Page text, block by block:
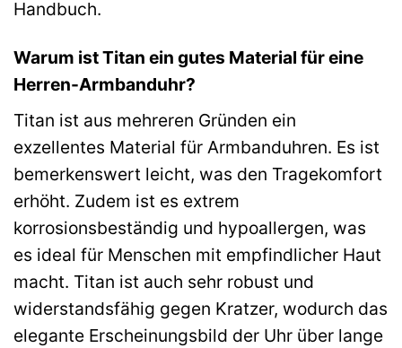
Handbuch.
Warum ist Titan ein gutes Material für eine
Herren-Armbanduhr?
Titan ist aus mehreren Gründen ein
exzellentes Material für Armbanduhren. Es ist
bemerkenswert leicht, was den Tragekomfort
erhöht. Zudem ist es extrem
korrosionsbeständig und hypoallergen, was
es ideal für Menschen mit empfindlicher Haut
macht. Titan ist auch sehr robust und
widerstandsfähig gegen Kratzer, wodurch das
elegante Erscheinungsbild der Uhr über lange